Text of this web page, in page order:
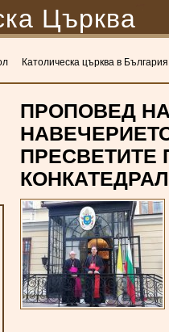
Църква
Католическа църква в България
ПРОПОВЕД
ПРЕСВЕТИТЕ